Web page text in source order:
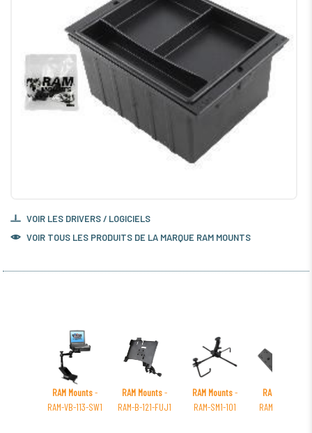
VOIR LES DRIVERS / LOGICIELS
VOIR TOUS LES PRODUITS DE LA MARQUE RAM MOUNTS
RAM Mounts-
RAM-VB-113-SW1
RAM Mounts-
RAM-B-121-FUJ1
RAM Mounts-
RAM-SM1-101
RAM Mounts
RAM-111-247U-2